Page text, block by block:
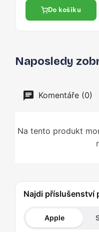
Do košíku
Naposledy
Komentáře (0)
Na tento produkt
Najdi příslušenství
Apple